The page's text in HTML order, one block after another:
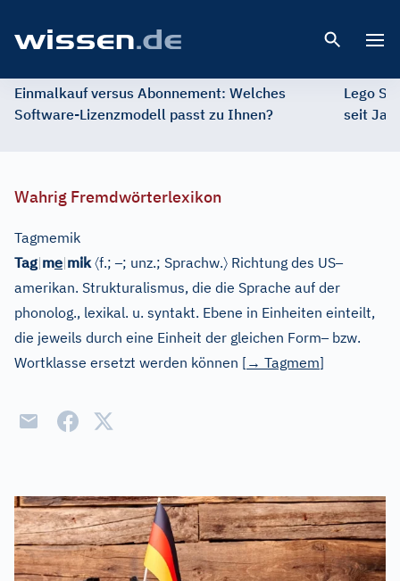
Einmalkauf versus Abonnement: Welches
Software-Lizenzmodell passt zu Ihnen?
Lego
seit
Wahrig Fremdwörterlexikon
Tagmemik
Tag|me|mik 〈f.;–; unz.; Sprachw.〉 Richtung des US–
amerikan. Strukturalismus, die die Sprache auf der
phonolog., lexikal. u. syntakt. Ebene in Einheiten einteilt,
die jeweils durch eine Einheit der gleichen Form–bzw.
Wortklasse ersetzt werden können [→ Tagmem]